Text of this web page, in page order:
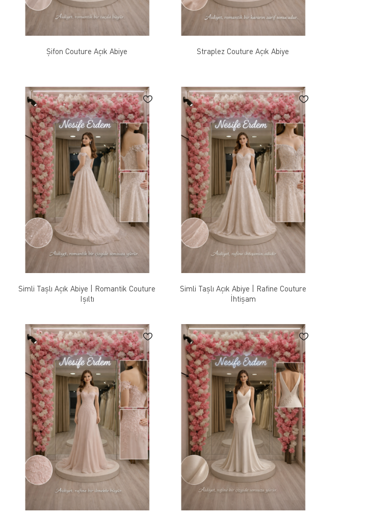
Şifon Couture Açık Abiye Straplez Couture Açık Abiye
Simli Taşlı Açık Abiye | Romantik Couture
Işıltı
Simli Taşlı Açık Abiye | Rafine Couture
İhtişam